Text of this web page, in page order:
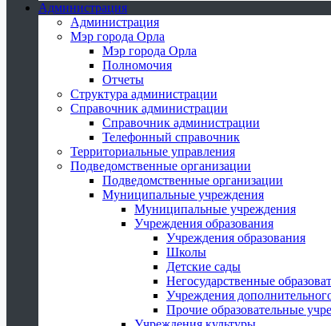
Администрация
Администрация
Мэр города Орла
Мэр города Орла
Полномочия
Отчеты
Структура администрации
Справочник администрации
Справочник администрации
Телефонный справочник
Территориальные управления
Подведомственные организации
Подведомственные организации
Муниципальные учреждения
Муниципальные учреждения
Учреждения образования
Учреждения образования
Школы
Детские сады
Негосударственные
Учреждения
Прочие образовательные